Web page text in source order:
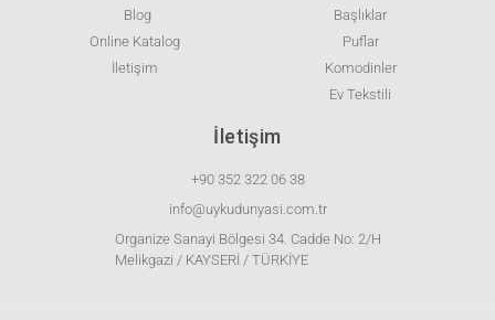
Blog
Online Katalog
İletişim
Başlıklar
Puflar
Komodinler
Ev Tekstili
İletişim
+90 352 322 06 38
info@uykudunyasi.com.tr
Organize Sanayi Bölgesi 34. Cadde No: 2/H
Melikgazi / KAYSERİ / TÜRKİYE